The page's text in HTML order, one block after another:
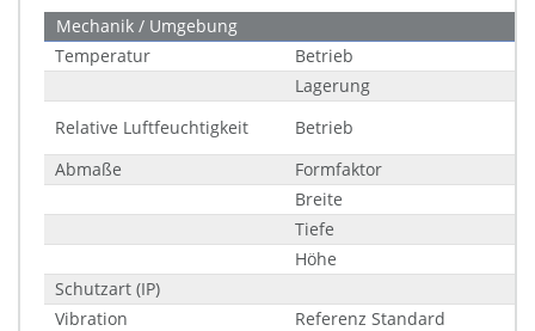
Mechanik / Umgebung
Temperatur
Betrieb
Lagerung
Relative Luftfeuchtigkeit
Betrieb
Abmaße
Formfaktor
Breite
Tiefe
Höhe
Schutzart (IP)
Vibration
Referenz Standard